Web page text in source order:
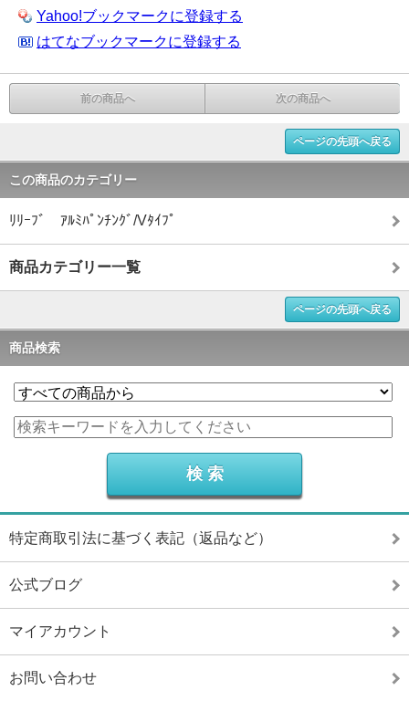
Yahoo!ブックマークに登録する
はてなブックマークに登録する
前の商品へ 次の商品へ
ページの先頭へ戻る
この商品のカテゴリー
ﾘﾘｰﾌﾞ ｱﾙﾐﾊﾟﾝﾁﾝｸﾞ/Vﾀｲﾌﾟ
商品カテゴリー一覧
ページの先頭へ戻る
商品検索
特定商取引法に基づく表記（返品など）
公式ブログ
マイアカウント
お問い合わせ